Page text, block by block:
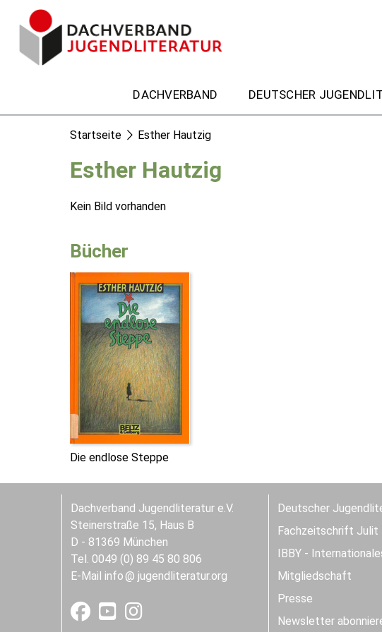
DACHVERBAND DEUTSCHER
Startseite Esther Hautzig
Esther Hautzig
Kein Bild vorhanden
Bücher
Die endlose Steppe
Dachverband Jugendliteratur e.V.
Steinerstraße 15, Haus B
D - 81369 München
Tel. 0049 (0) 89 45 80 806
E-Mail info jugendliteratur.org
Deutscher
Fachzeitschrift Julit
IBBY -
Mitgliedschaft
Presse
Newsletter